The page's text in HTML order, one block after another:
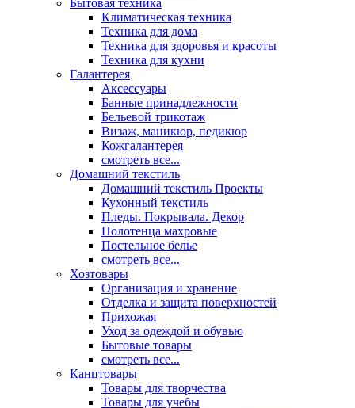
Бытовая техника
Климатическая техника
Техника для дома
Техника для здоровья и красоты
Техника для кухни
Галантерея
Аксессуары
Банные принадлежности
Бельевой трикотаж
Визаж, маникюр, педикюр
Кожгалантерея
смотреть все...
Домашний текстиль
Домашний текстиль Проекты
Кухонный текстиль
Пледы. Покрывала. Декор
Полотенца махровые
Постельное белье
смотреть все...
Хозтовары
Организация и хранение
Отделка и защита поверхностей
Прихожая
Уход за одеждой и обувью
Бытовые товары
смотреть все...
Канцтовары
Товары для творчества
Товары для учебы